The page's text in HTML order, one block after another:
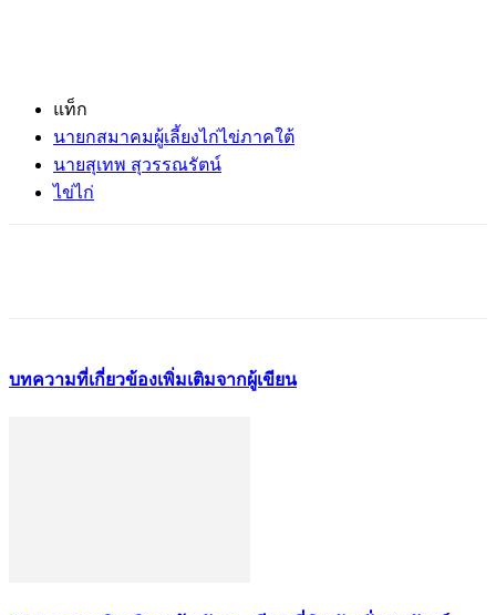
แท็ก
นายกสมาคมผู้เลี้ยงไก่ไข่ภาคใต้
นายสุเทพ สุวรรณรัตน์
ไข่ไก่
บทความที่เกี่ยวข้องเพิ่มเติมจากผู้เขียน